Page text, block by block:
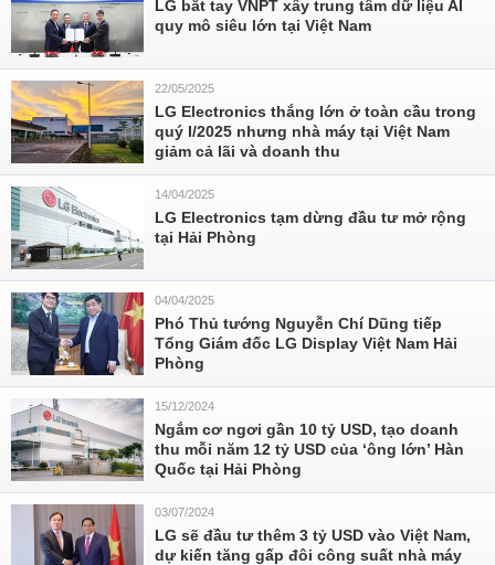
LG bắt tay VNPT xây trung tâm dữ liệu AI
quy mô siêu lớn tại Việt Nam
22/05/2025
LG Electronics thắng lớn ở toàn cầu trong
quý I/2025 nhưng nhà máy tại Việt Nam
giảm cả lãi và doanh thu
14/04/2025
LG Electronics tạm dừng đầu tư mở rộng
tại Hải Phòng
04/04/2025
Phó Thủ tướng Nguyễn Chí Dũng tiếp
Tổng Giám đốc LG Display Việt Nam Hải
Phòng
15/12/2024
Ngắm cơ ngơi gần 10 tỷ USD, tạo doanh
thu mỗi năm 12 tỷ USD của ‘ông lớn’ Hàn
Quốc tại Hải Phòng
03/07/2024
LG sẽ đầu tư thêm 3 tỷ USD vào Việt Nam,
dự kiến tăng gấp đôi công suất nhà máy